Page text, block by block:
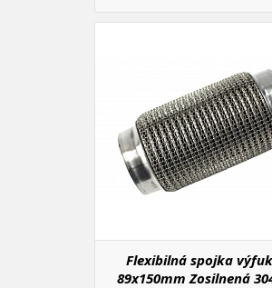
Flexibilná spojka
89x150mm Zosilnená